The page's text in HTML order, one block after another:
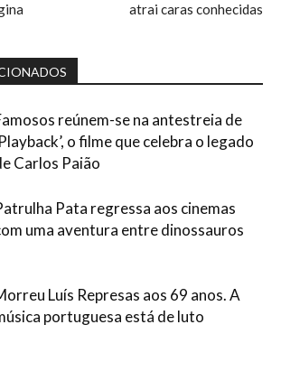
atrai caras conhecidas
reúnem-se na antestreia de
o filme que celebra o legado
Carlos Paião
Pata regressa aos cinemas
uma aventura entre dinossauros
Luís Represas aos 69 anos. A
portuguesa está de luto